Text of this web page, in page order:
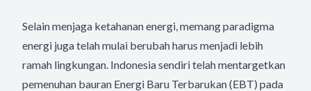
Selain menjaga ketahanan energi, memang paradigma
energi juga telah mulai berubah harus menjadi lebih
ramah lingkungan. Indonesia sendiri telah mentargetkan
pemenuhan bauran Energi Baru Terbarukan (EBT) pada